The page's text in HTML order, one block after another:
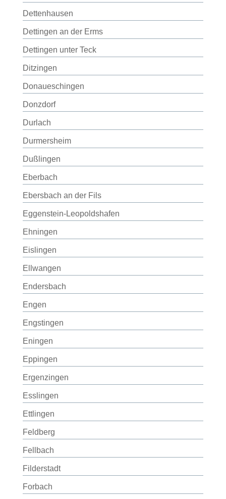
Dettenhausen
Dettingen an der Erms
Dettingen unter Teck
Ditzingen
Donaueschingen
Donzdorf
Durlach
Durmersheim
Dußlingen
Eberbach
Ebersbach an der Fils
Eggenstein-Leopoldshafen
Ehningen
Eislingen
Ellwangen
Endersbach
Engen
Engstingen
Eningen
Eppingen
Ergenzingen
Esslingen
Ettlingen
Feldberg
Fellbach
Filderstadt
Forbach